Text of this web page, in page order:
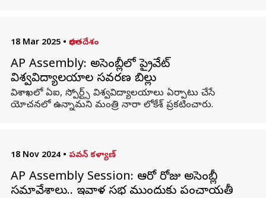
18 Mar 2025 • భారతదేశం
AP Assembly: అసెంబ్లీలో ప్రైవేట్
విశ్వవిద్యాలయాల సవరణ బిల్లు
విశాఖలో ఏఐ, స్పోర్ట్స్ విశ్వవిద్యాలయాలు ఏర్పాటు చేసే
యోచనలో ఉన్నామని మంత్రి నారా లోకేశ్ ప్రకటించారు.
18 Nov 2024 • పవన్ కళ్యాణ్
AP Assembly Session: ఆరో రోజు అసెంబ్లీ
సమావేశాలు.. ఇవాళ సభ ముందుకు పంచాయతీ